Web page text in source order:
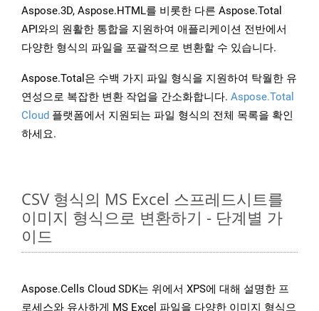
Aspose.3D, Aspose.HTML를 비롯한 다른 Aspose.Total
API와의 원활한 통합을 지원하여 애플리케이션 전반에서
다양한 형식의 파일을 포괄적으로 변환할 수 있습니다.
Aspose.Total은 수백 가지 파일 형식을 지원하여 탁월한 유
연성으로 복잡한 변환 작업을 간소화합니다. Aspose.Total
Cloud 플랫폼에서 지원되는 파일 형식의 전체 목록을 확인
하세요.
CSV 형식의 MS Excel 스프레드시트를
이미지 형식으로 변환하기 - 단계별 가
이드
Aspose.Cells Cloud SDK는 위에서 XPS에 대해 설명한 프
로세스와 유사하게 MS Excel 파일을 다양한 이미지 형식으